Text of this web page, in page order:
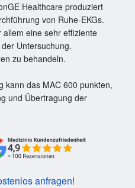
Healthcare produziert
von Ruhe-EKGs.
eine sehr effiziente
Untersuchung.
zu behandeln.
kann das MAC 600 punkten,
und Übertragung der
anfragen!